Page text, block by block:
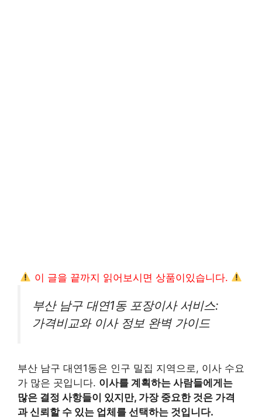
이 글을 끝까지 읽어보시면 상품이있습니다.
부산 남구 대연1동 포장이사 서비스:
가격비교와 이사 정보 완벽 가이드
부산 남구 대연1동은 인구 밀집 지역으로, 이사 수요
가 많은 곳입니다. 이사를 계획하는 사람들에게는
많은 결정 사항들이 있지만, 가장 중요한 것은 가격
과 신뢰할 수 있는 업체를 선택하는 것입니다.